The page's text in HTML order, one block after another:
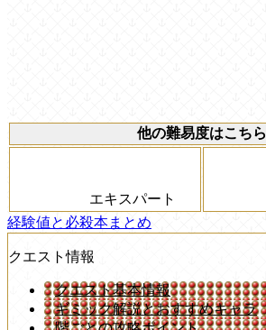
他の難易度はこちら
エキスパート
経験値と必殺本まとめ
クエスト情報
クエスト基本情報
ギミック解説とおすすめキャラ